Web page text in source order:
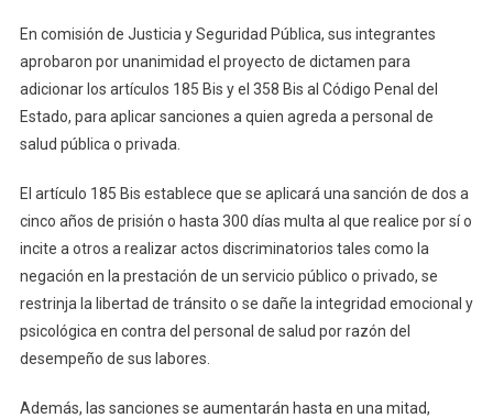
En
Comisión
Hasta
Cinco
Prisión
A
Quien
Agreda
En comisión de Justicia y Seguridad Pública, sus integrantes
aprobaron por unanimidad el proyecto de dictamen para
adicionar los artículos 185 Bis y el 358 Bis al Código Penal del
Estado, para aplicar sanciones a quien agreda a personal de
salud pública o privada.
El artículo 185 Bis establece que se aplicará una sanción de dos a
cinco años de prisión o hasta 300 días multa al que realice por sí o
incite a otros a realizar actos discriminatorios tales como la
negación en la prestación de un servicio público o privado, se
restrinja la libertad de tránsito o se dañe la integridad emocional y
psicológica en contra del personal de salud por razón del
desempeño de sus labores.
Además, las sanciones se aumentarán hasta en una mitad,